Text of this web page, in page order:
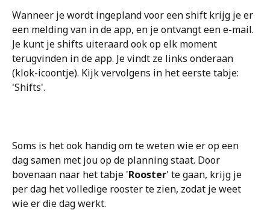
Wanneer je wordt ingepland voor een shift krijg je er
een melding van in de app, en je ontvangt een e-mail.
Je kunt je shifts uiteraard ook op elk moment
terugvinden in de app. Je vindt ze links onderaan
(klok-icoontje). Kijk vervolgens in het eerste tabje:
'Shifts'.
Soms is het ook handig om te weten wie er op een
dag samen met jou op de planning staat. Door
bovenaan naar het tabje 'Rooster' te gaan, krijg je
per dag het volledige rooster te zien, zodat je weet
wie er die dag werkt.